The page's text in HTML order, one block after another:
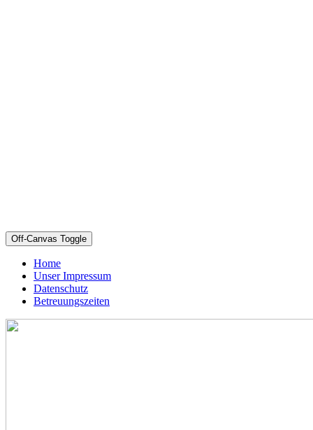
Off-Canvas Toggle
Home
Unser Impressum
Datenschutz
Betreuungszeiten